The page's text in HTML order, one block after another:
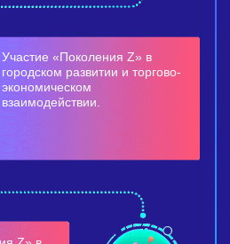
Участие «Поколения Z» в
городском развитии и торгово-
экономическом
взаимодействии.